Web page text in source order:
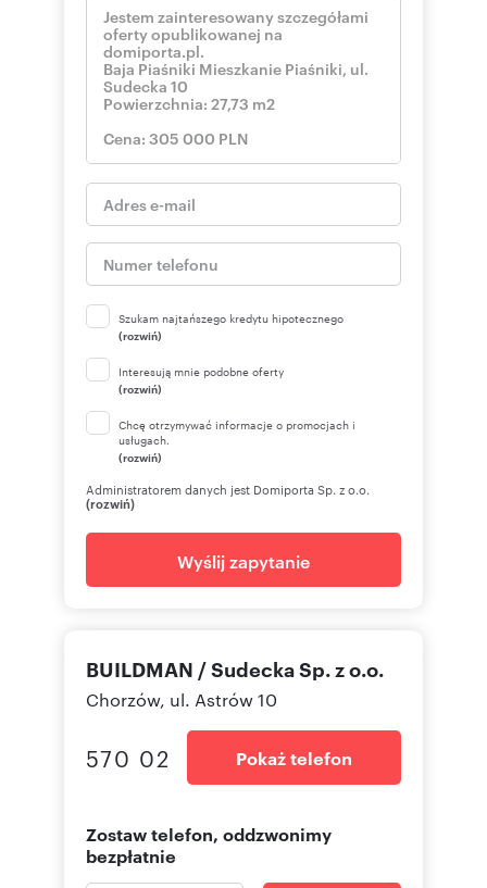
Szukam najtańszego kredytu hipotecznego
(rozwiń)
Interesują mnie podobne oferty
(rozwiń)
Chcę otrzymywać informacje o promocjach i
usługach.
(rozwiń)
Administratorem danych jest Domiporta Sp. z o.o.
(rozwiń)
Wyślij zapytanie
BUILDMAN / Sudecka Sp. z o.o.
Chorzów, ul. Astrów 10
570 02 Pokaż telefon
Zostaw telefon, oddzwonimy
bezpłatnie